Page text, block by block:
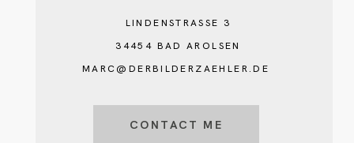
LINDENSTRASSE 3
34454 BAD AROLSEN
MARC@DERBILDERZAEHLER.DE
CONTACT ME